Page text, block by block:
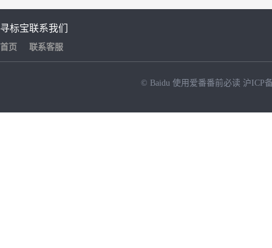
寻标宝
首页
联系我们
联系客服
© Baidu 使用爱番番前必读 沪ICP